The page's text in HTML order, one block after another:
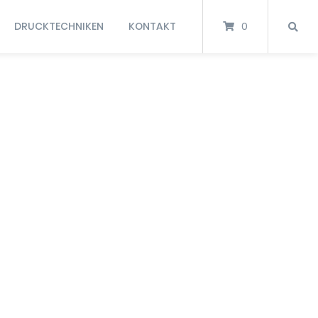
DRUCKTECHNIKEN KONTAKT 0